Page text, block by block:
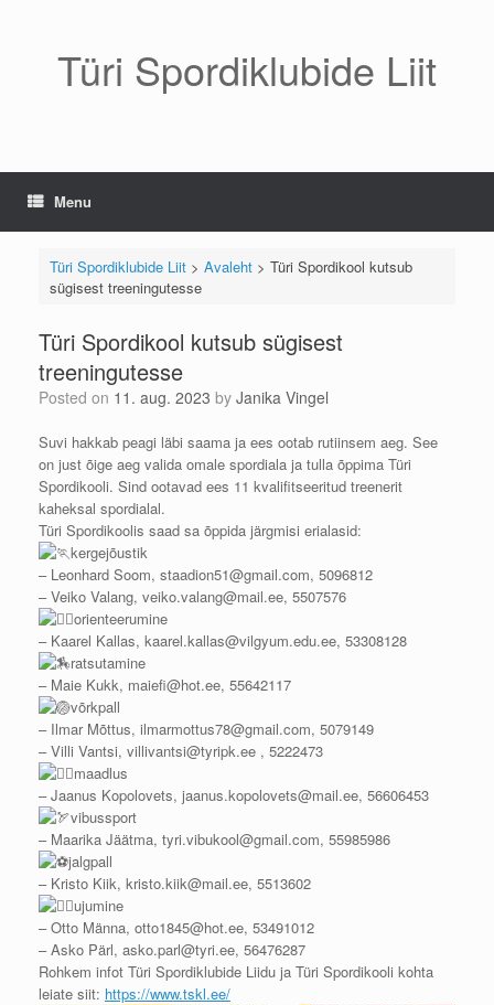
Türi Spordiklubide Liit
Menu
Türi Spordiklubide Liit> Avaleht> Türi Spordikool kutsub
sügisest treeningutesse
Türi Spordikool kutsub sügisest
treeningutesse
Posted on 11. aug. 2023 by Janika Vingel
Suvi hakkab peagi läbi saama ja ees ootab rutiinsem aeg. See
on just õige aeg valida omale spordiala ja tulla õppima Türi
Spordikooli. Sind ootavad ees 11 kvalifitseeritud treenerit
kaheksal spordialal.
Türi Spordikoolis saad sa õppida järgmisi erialasid:
kergejõustik
– Leonhard Soom, staadion51@gmail.com, 5096812
– Veiko Valang, veiko.valang@mail.ee, 5507576
orienteerumine
– Kaarel Kallas, kaarel.kallas@vilgyum.edu.ee, 53308128
ratsutamine
– Maie Kukk, maiefi@hot.ee, 55642117
võrkpall
– Ilmar Mõttus, ilmarmottus78@gmail.com, 5079149
– Villi Vantsi, villivantsi@tyripk.ee , 5222473
maadlus
– Jaanus Kopolovets, jaanus.kopolovets@mail.ee, 56606453
vibussport
– Maarika Jäätma, tyri.vibukool@gmail.com, 55985986
jalgpall
– Kristo Kiik, kristo.kiik@mail.ee, 5513602
ujumine
– Otto Männa, otto1845@hot.ee, 53491012
– Asko Pärl, asko.parl@tyri.ee, 56476287
Rohkem infot Türi Spordiklubide Liidu ja Türi Spordikooli kohta
leiate siit: https://www.tskl.ee/